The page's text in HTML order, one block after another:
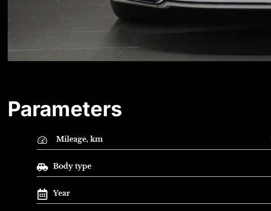
Parameters
Mileage, km
Body type
Year